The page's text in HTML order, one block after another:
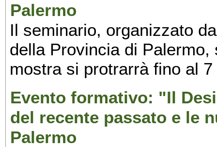
Palermo
Il seminario, organizzato
della Provincia di
mostra si protrarrà fino al
Evento formativo: "Il
del recente passato e le
Palermo